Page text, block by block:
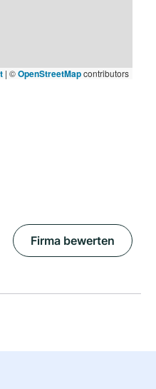
| ©OpenStreetMapcontributors
Firma bewerten